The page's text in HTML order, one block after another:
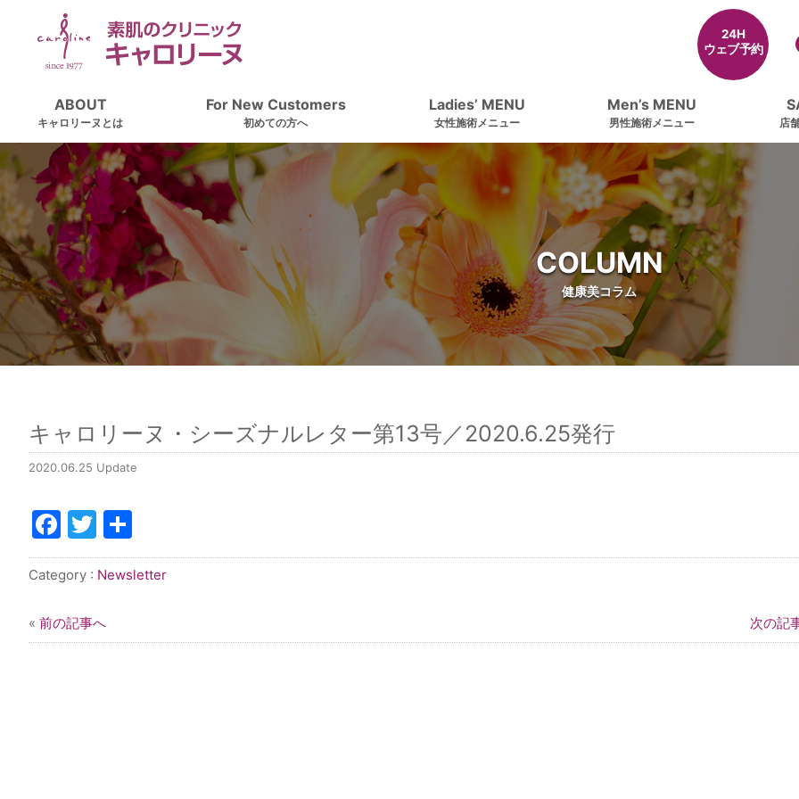
ABOUT
キャロリーヌとは
For New Customers
初めての方へ
Ladies’ MENU
女性施術メニュー
Men’s MENU
男性施術メニュー 店
24H
ウェブ予約
COLUMN
健康美コラム
キャロリーヌ・シーズナルレター第13号／2020.6.25発行
2020.06.25 Update
Facebook
Twitter
有
Category : Newsletter
« 前の記事へ 次の記